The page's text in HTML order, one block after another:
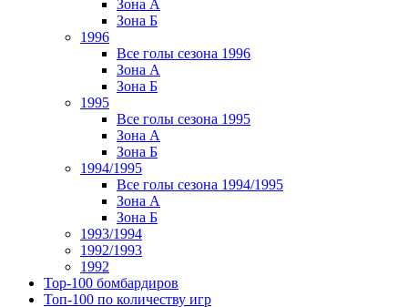
Зона А
Зона Б
1996
Все голы сезона 1996
Зона А
Зона Б
1995
Все голы сезона 1995
Зона А
Зона Б
1994/1995
Все голы сезона 1994/1995
Зона А
Зона Б
1993/1994
1992/1993
1992
Top-100 бомбардиров
Топ-100 по количеству игр